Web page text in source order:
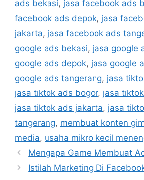
ads bekasi, jasa facebook ads
facebook ads depok, jasa
jakarta, jasa facebook ads
google ads bekasi, jasa google
google ads depok, jasa google
google ads tangerang, jasa
jasa tiktok ads bogor, jasa
jasa tiktok ads jakarta, jasa
tangerang, membuat konten
media, usaha mikro kecil
Mengapa Game Membuat
Istilah Marketing Di